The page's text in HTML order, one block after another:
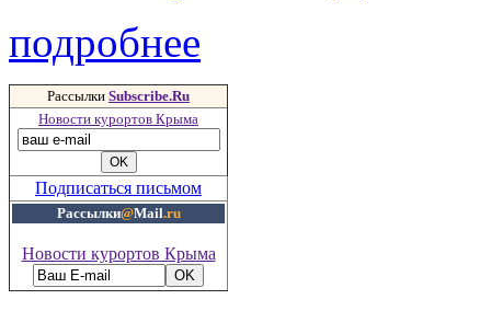
подробнее
Рассылки Subscribe.Ru
Новости курортов Крыма
Подписаться письмом
Рассылки@Mail.ru
Новости курортов Крыма